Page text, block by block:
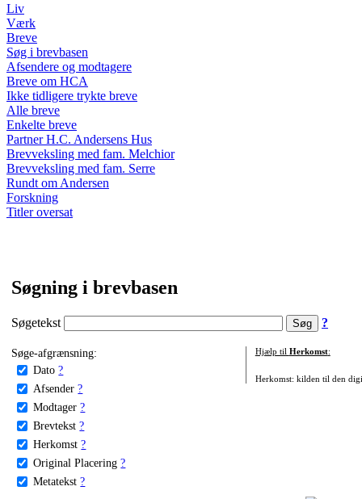
Liv
Værk
Breve
Søg i brevbasen
Afsendere og modtagere
Breve om HCA
Ikke tidligere trykte breve
Alle breve
Enkelte breve
Partner H.C. Andersens Hus
Brevveksling med fam. Melchior
Brevveksling med fam. Serre
Rundt om Andersen
Forskning
Titler oversat
Søgning i brevbasen
Søgetekst ?
Søge-afgrænsning:
Dato ?
Afsender ?
Modtager ?
Brevtekst ?
Herkomst ?
Original Placering ?
Metatekst ?
Hjælp til Herkomst:
Herkomst: kilden til den